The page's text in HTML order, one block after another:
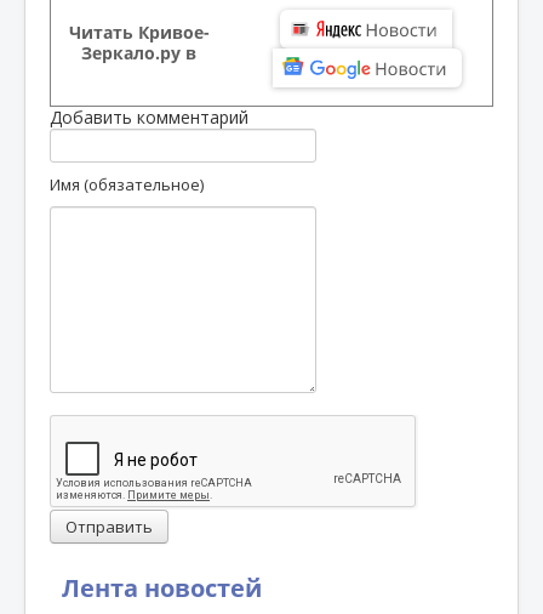
Лента новостей
Читать Кривое-
Зеркало.ру в
Добавить комментарий
Имя (обязательное)
Отправить